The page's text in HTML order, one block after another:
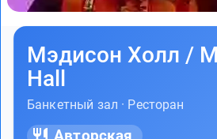
Мэдисон Холл /
Hall
Банкетный зал · Ресторан